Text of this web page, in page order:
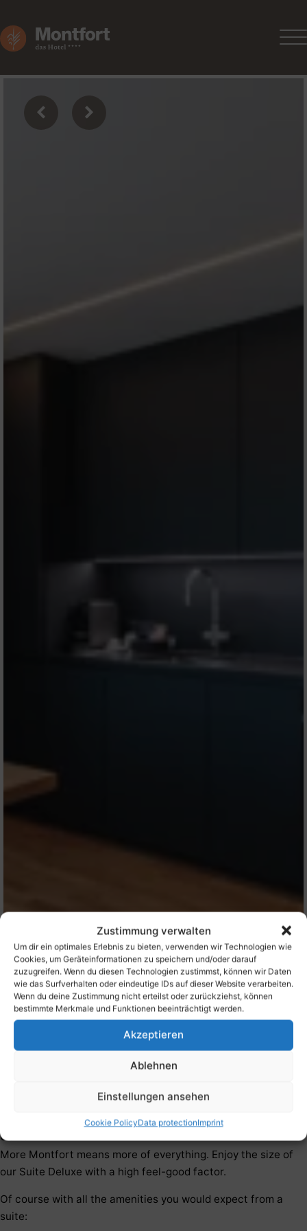
Zustimmung verwalten
Um dir ein optimales Erlebnis zu bieten, verwenden wir Technologien wie
Cookies, um Geräteinformationen zu speichern und/oder darauf
zuzugreifen. Wenn du diesen Technologien zustimmst, können wir Daten
wie das Surfverhalten oder eindeutige IDs auf dieser Website verarbeiten.
Wenn du deine Zustimmung nicht erteilst oder zurückziehst, können
bestimmte Merkmale und Funktionen beeinträchtigt werden.
Akzeptieren
Ablehnen
Einstellungen ansehen
Cookie PolicyData protectionImprint
Your Suite Deluxe in Feldkirch.
60 to 75 m
More Montfort means more of everything. Enjoy the size of
our Suite Deluxe with a high feel-good factor.
Of course with all the amenities you would expect from a
suite: